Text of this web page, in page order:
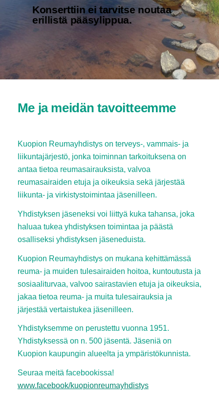
Konserttiin ei tarvitse noutaa
erillistä pääsylippua.
Me ja meidän tavoitteemme
Kuopion Reumayhdistys on terveys-, vammais- ja
liikuntajärjestö, jonka toiminnan tarkoituksena on
antaa tietoa reumasairauksista, valvoa
reumasairaiden etuja ja oikeuksia sekä järjestää
liikunta- ja virkistystoimintaa jäsenilleen.
Yhdistyksen jäseneksi voi liittyä kuka tahansa, joka
haluaa tukea yhdistyksen toimintaa ja päästä
osalliseksi yhdistyksen jäseneduista.
Kuopion Reumayhdistys on mukana kehittämässä
reuma- ja muiden tulesairaiden hoitoa, kuntoutusta ja
sosiaaliturvaa, valvoo sairastavien etuja ja oikeuksia,
jakaa tietoa reuma- ja muita tulesairauksia ja
järjestää vertaistukea jäsenilleen.
Yhdistyksemme on perustettu vuonna 1951.
Yhdistyksessä on n. 500 jäsentä. Jäseniä on
Kuopion kaupungin alueelta ja ympäristökunnista.
Seuraa meitä facebookissa!
www.facebook/kuopionreumayhdistys